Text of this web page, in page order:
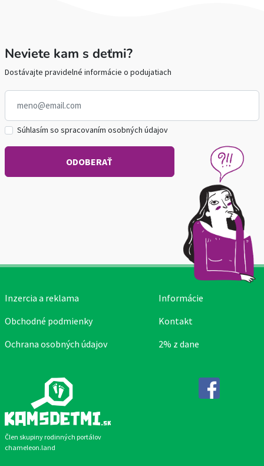
Neviete kam s deťmi?
Dostávajte pravidelné informácie o podujatiach
Súhlasím so spracovaním osobných údajov
Člen skupiny rodinných portálov
chameleon.land
Inzercia a reklama
Obchodné podmienky
Ochrana osobných údajov
Informácie
Kontakt
2% z dane